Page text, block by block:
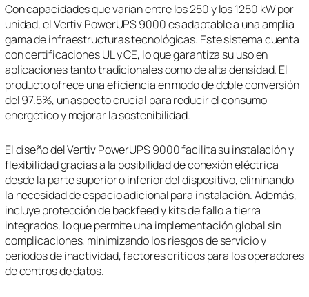
Con capacidades que varían entre los 250 y los 1250 kW por
unidad, el Vertiv PowerUPS 9000 es adaptable a una amplia
gama de infraestructuras tecnológicas. Este sistema cuenta
con certificaciones UL y CE, lo que garantiza su uso en
aplicaciones tanto tradicionales como de alta densidad. El
producto ofrece una eficiencia en modo de doble conversión
del 97.5%, un aspecto crucial para reducir el consumo
energético y mejorar la sostenibilidad.
El diseño del Vertiv PowerUPS 9000 facilita su instalación y
flexibilidad gracias a la posibilidad de conexión eléctrica
desde la parte superior o inferior del dispositivo, eliminando
la necesidad de espacio adicional para instalación. Además,
incluye protección de backfeed y kits de fallo a tierra
integrados, lo que permite una implementación global sin
complicaciones, minimizando los riesgos de servicio y
periodos de inactividad, factores críticos para los operadores
de centros de datos.